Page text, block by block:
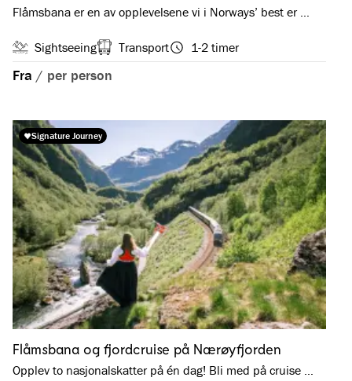
Flåmsbana er en av opplevelsene vi i Norways’ best er …
Sightseeing Transport 1-2 timer
Fra / per person
Signature Journey
Flåmsbana og fjordcruise på Nærøyfjorden
Opplev to nasjonalskatter på én dag! Bli med på cruise …